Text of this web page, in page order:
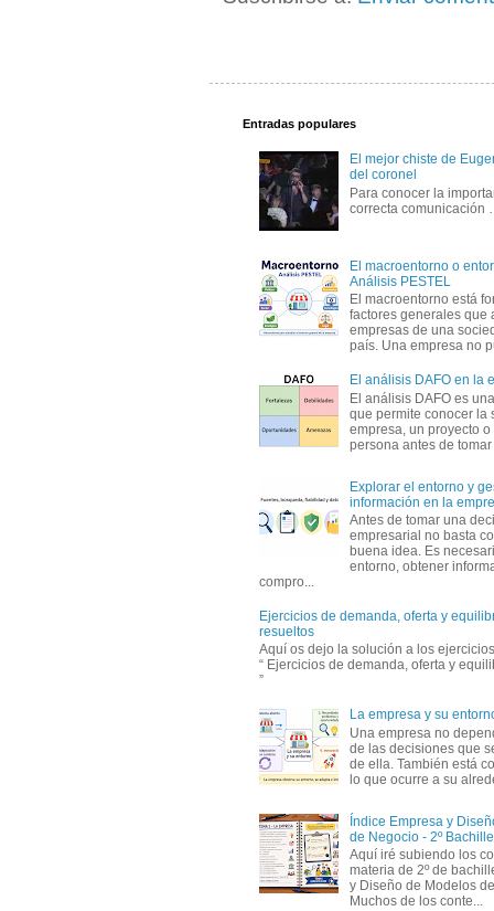
Entradas populares
El mejor chiste de
del coronel
Para conocer la
correcta
El macroentorno o
Análisis PESTEL
El macroentorno está
factores generales que
empresas de una
país. Una empresa no
El análisis DAFO en la
El análisis DAFO es
que permite conocer la
empresa, un proyecto
persona antes de
Explorar el entorno y
información en la
Antes de tomar una
empresarial no basta
buena idea. Es
entorno, obtener
compro...
Ejercicios de demanda, oferta y
resueltos
Aquí os dejo la solución a los
“ Ejercicios de demanda, oferta y
”
La empresa y su
Una empresa no
de las decisiones que
de ella. También está
lo que ocurre a su
Índice Empresa y
de Negocio - 2º
Aquí iré subiendo los
materia de 2º de
y Diseño de Modelos
Muchos de los conte...